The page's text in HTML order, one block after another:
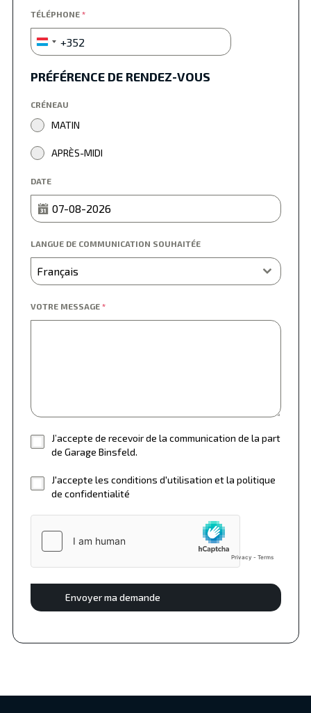
TÉLÉPHONE *
Luxembourg
+352
+352
PRÉFÉRENCE DE RENDEZ-VOUS
CRÉNEAU
MATIN
APRÈS-MIDI
DATE
LANGUE DE COMMUNICATION SOUHAITÉE
Français
VOTRE MESSAGE *
J’accepte de recevoir de la communication de la part
de Garage Binsfeld.
J'accepte les conditions d'utilisation et la politique
de confidentialité
Envoyer ma demande